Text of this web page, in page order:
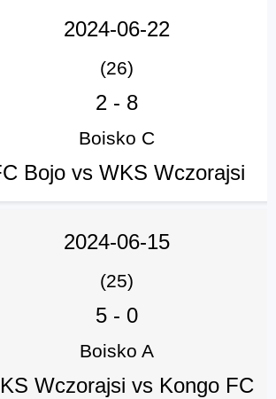
2024-06-22
(26)
2 - 8
Boisko C
Bojo vs WKS Wczorajsi
2024-06-15
(25)
5 - 0
Boisko A
Wczorajsi vs Kongo FC